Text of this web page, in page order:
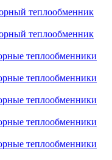
теплообменник
теплообменник
теплообменники
теплообменники
теплообменники
теплообменники
теплообменники